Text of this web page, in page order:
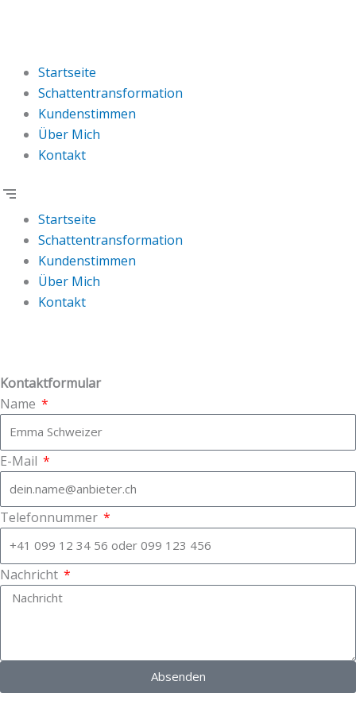
Startseite
Schattentransformation
Kundenstimmen
Über Mich
Kontakt
Startseite
Schattentransformation
Kundenstimmen
Über Mich
Kontakt
Kontaktformular
Name
E-Mail
Telefonnummer
Nachricht
Absenden